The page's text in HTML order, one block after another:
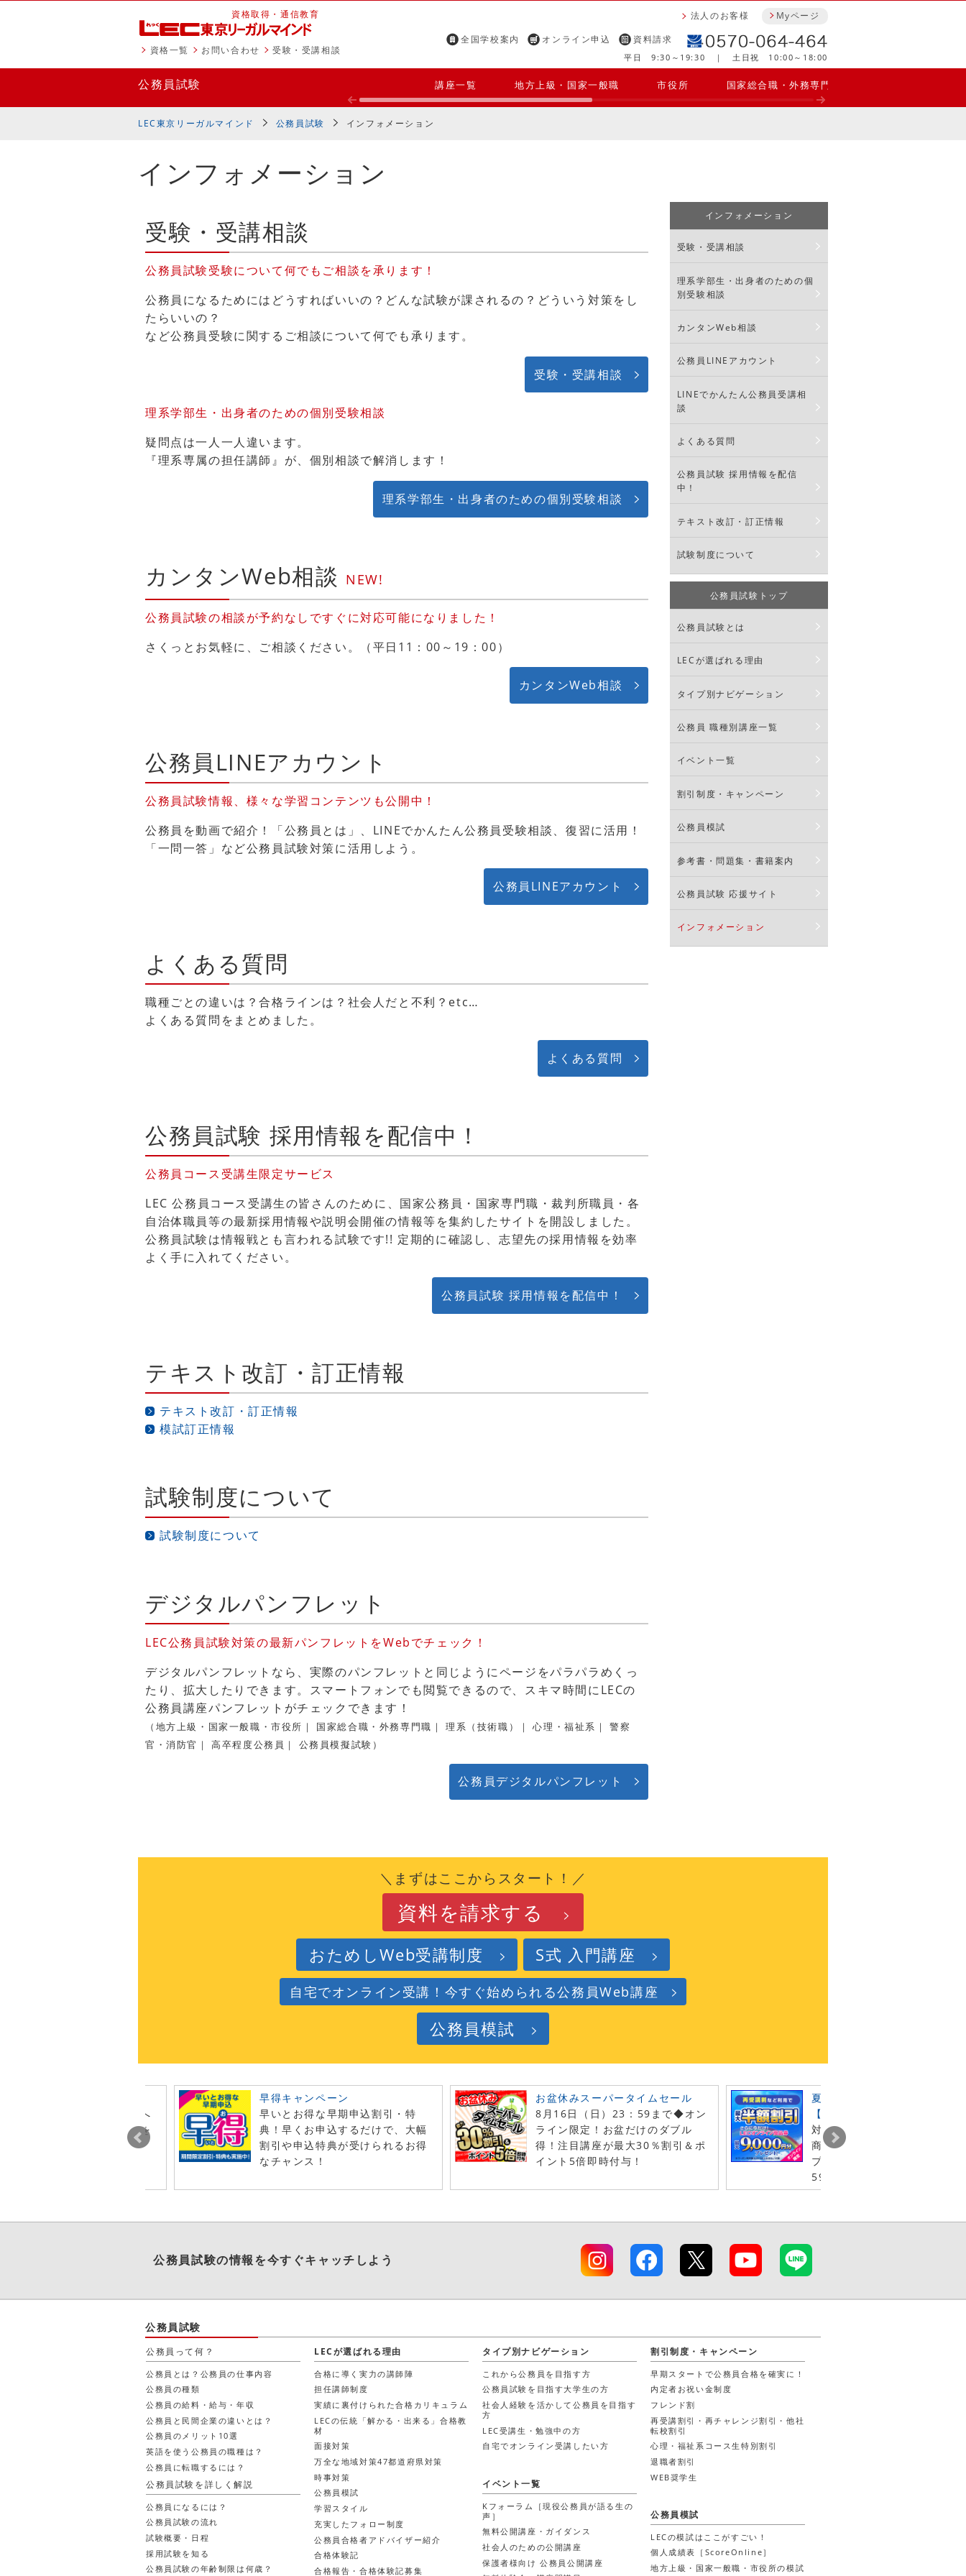
資格取得・通信教育
資格一覧 お問い合わせ 受験・受講相談
全国学校案内 オンライン申込 資料請求
Myページ
法人のお客様
平日 9:30～19:30 ｜ 土日祝 10:00～18:00
公務員試験 講座一覧 地方上級・国家一般職 市役所 国家総合職・外務専門職
LEC東京リーガルマインド 公務員試験 インフォメーション
インフォメーション
受験・受講相談
公務員試験受験について何でもご相談を承ります！
公務員になるためにはどうすればいいの？どんな試験が課されるの？どういう対策をし
たらいいの？
など公務員受験に関するご相談について何でも承ります。
受験・受講相談
理系学部生・出身者のための個別受験相談
疑問点は一人一人違います。
『理系専属の担任講師』が、個別相談で解消します！
理系学部生・出身者のための個別受験相談
カンタンWeb相談 NEW!
公務員試験の相談が予約なしですぐに対応可能になりました！
さくっとお気軽に、ご相談ください。（平日11：00～19：00）
カンタンWeb相談
公務員LINEアカウント
公務員試験情報、様々な学習コンテンツも公開中！
公務員を動画で紹介！「公務員とは」、LINEでかんたん公務員受験相談、復習に活用！
「一問一答」など公務員試験対策に活用しよう。
公務員LINEアカウント
よくある質問
職種ごとの違いは？合格ラインは？社会人だと不利？etc…
よくある質問をまとめました。
よくある質問
公務員試験 採用情報を配信中！
公務員コース受講生限定サービス
LEC 公務員コース受講生の皆さんのために、国家公務員・国家専門職・裁判所職員・各
自治体職員等の最新採用情報や説明会開催の情報等を集約したサイトを開設しました。
公務員試験は情報戦とも言われる試験です!! 定期的に確認し、志望先の採用情報を効率
よく手に入れてください。
公務員試験 採用情報を配信中！
テキスト改訂・訂正情報
テキスト改訂・訂正情報
模試訂正情報
試験制度について
試験制度について
デジタルパンフレット
LEC公務員試験対策の最新パンフレットをWebでチェック！
デジタルパンフレットなら、実際のパンフレットと同じようにページをパラパラめくっ
たり、拡大したりできます。スマートフォンでも閲覧できるので、スキマ時間にLECの
公務員講座パンフレットがチェックできます！
（地方上級・国家一般職・市役所｜ 国家総合職・外務専門職｜ 理系（技術職）｜ 心理・福祉系｜ 警察
官・消防官｜ 高卒程度公務員｜ 公務員模擬試験）
公務員デジタルパンフレット
インフォメーション
受験・受講相談
理系学部生・出身者のための個
別受験相談
カンタンWeb相談
公務員LINEアカウント
LINEでかんたん公務員受講相
談
よくある質問
公務員試験 採用情報を配信
中！
テキスト改訂・訂正情報
試験制度について
公務員試験トップ
公務員試験とは
LECが選ばれる理由
タイプ別ナビゲーション
公務員 職種別講座一覧
イベント一覧
割引制度・キャンペーン
公務員模試
参考書・問題集・書籍案内
公務員試験 応援サイト
インフォメーション
＼まずはここからスタート！／
資料を請求する
おためしWeb受講制度 S式 入門講座
自宅でオンライン受講！今すぐ始められる公務員Web講座
公務員模試
オンライン注文した商品へ
ビュー投稿で特典ポイントを
早得キャンペーン
早いとお得な早期申込割引・特
典！早くお申込するだけで、大幅
割引や申込特典が受けられるお得
なチャンス！
お盆休みスーパータイムセール
8月16日（日）23：59まで◆オン
ライン限定！お盆だけのダブル
得！注目講座が最大30％割引＆ポ
イント5倍即時付与！
夏の受験生 徹底応援キャンペ
【第2弾】
対象クーポン利用でLECオン
商品券最大9千円分（1年間有
プレゼント◆8月31日（月）
59 まで！
公務員試験の情報を今すぐキャッチしよう
公務員試験
公務員って何？
公務員とは？公務員の仕事内容
公務員の種類
公務員の給料・給与・年収
公務員と民間企業の違いとは？
公務員のメリット10選
英語を使う公務員の職種は？
公務員に転職するには？
公務員試験を詳しく解説
公務員になるには？
公務員試験の流れ
試験概要・日程
採用試験を知る
公務員試験の年齢制限は何歳？
LECが選ばれる理由
合格に導く実力の講師陣
担任講師制度
実績に裏付けられた合格カリキュラム
LECの伝統「解かる・出来る」合格教
材
面接対策
万全な地域対策47都道府県対策
時事対策
公務員模試
学習スタイル
充実したフォロー制度
公務員合格者アドバイザー紹介
合格体験記
合格報告・合格体験記募集
タイプ別ナビゲーション
これから公務員を目指す方
公務員試験を目指す大学生の方
社会人経験を活かして公務員を目指す
方
LEC受講生・勉強中の方
自宅でオンライン受講したい方
割引制度・キャンペーン
早期スタートで公務員合格を確実に！
内定者お祝い金制度
フレンド割
再受講割引・再チャレンジ割引・他社
転校割引
心理・福祉系コース生 特別割引
退職者割引
WEB奨学生
イベント一覧
Kフォーラム［現役公務員が語る生の
声］
無料公開講座・ガイダンス
社会人のための公開講座
保護者様向け 公務員公開講座
公務員模試
LECの模試はここがすごい！
個人成績表［ScoreOnline］
地方上級・国家一般職・市役所の模試